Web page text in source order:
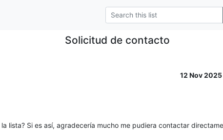
Solicitud de contacto
12 Nov 2025
lista? Si es así, agradecería mucho me pudiera contactar